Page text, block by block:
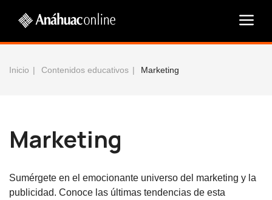
Inicio Contenidos educativos Marketing
Marketing
Sumérgete en el emocionante universo del marketing y la
publicidad. Conoce las últimas tendencias de esta